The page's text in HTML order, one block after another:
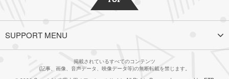
SUPPORT MENU
掲載されているすべてのコンテンツ
(記事、画像、音声データ、映像データ等)の無断転載を禁じます。